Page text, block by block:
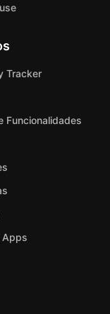
Tracker
Funcionalidades
Apps